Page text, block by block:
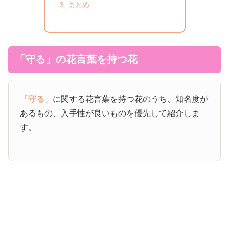
まとめ
「守る」の花言葉を持つ花
「守る」 に関する花言葉を持つ花のうち、知名度が
あるもの、入手性が良いものを優先して紹介しま
す。